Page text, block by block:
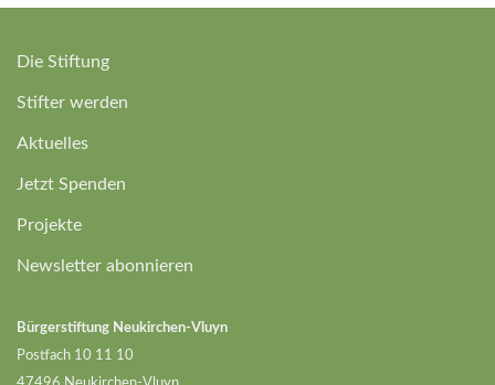
Die Stiftung
Stifter werden
Aktuelles
Jetzt Spenden
Projekte
Newsletter abonnieren
Bürgerstiftung Neukirchen-Vluyn
Postfach 10 11 10